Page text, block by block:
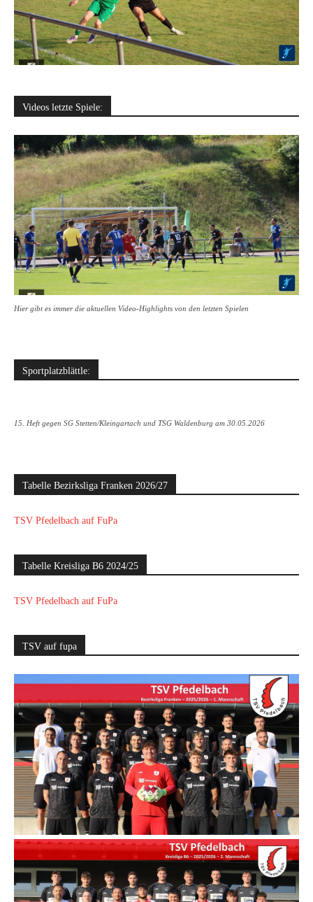
Videos letzte Spiele:
Hier gibt es immer die aktuellen Video-Highlights von den letzten Spielen
Sportplatzblättle:
15. Heft gegen SG Stetten/Kleingartach und TSG Waldenburg am 30.05.2026
Tabelle Bezirksliga Franken 2026/27
TSV Pfedelbach auf FuPa
Tabelle Kreisliga B6 2024/25
TSV Pfedelbach auf FuPa
TSV auf fupa